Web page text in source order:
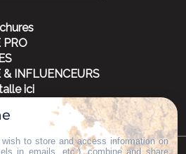
PRO
& INFLUENCEURS
ici
wish to store and access information on
in emails, etc.), combine and share